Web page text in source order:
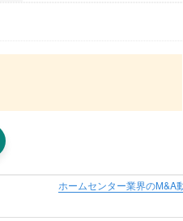
ホームセンター業界のM&A